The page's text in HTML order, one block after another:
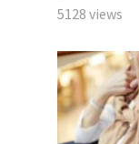
5128 views